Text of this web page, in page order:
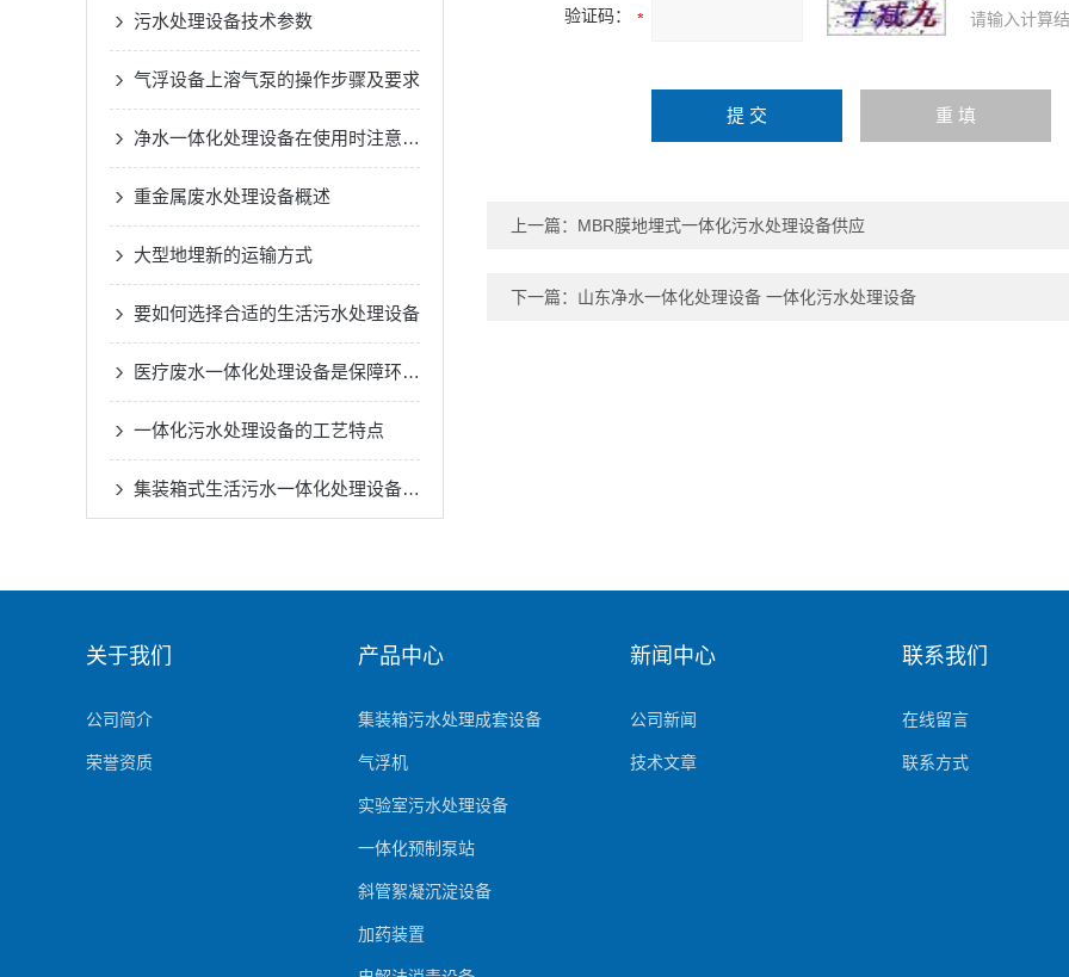
污水处理设备技术参数
气浮设备上溶气泵的操作步骤及要求
净水一体化处理设备在使用时注意的问题
重金属废水处理设备概述
大型地埋新的运输方式
要如何选择合适的生活污水处理设备
医疗废水一体化处理设备是保障环境与健康的大功臣
一体化污水处理设备的工艺特点
集装箱式生活污水一体化处理设备解决城市污水治理难题
验证码： 请输入计算
上一篇： MBR膜地埋式一体化污水处理设备供应
下一篇： 山东净水一体化处理设备 一体化污水处理设备
关于我们
公司简介
荣誉资质
产品中心
集装箱污水处理成套设备
气浮机
实验室污水处理设备
一体化预制泵站
斜管絮凝沉淀设备
加药装置
新闻中心
公司新闻
技术文章
联系我们
在线留言
联系方式